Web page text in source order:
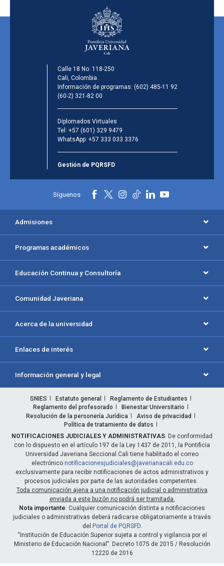
Calle 18 No. 118-250
Cali, Colombia.
Información de programas: (602) 485-11 92
(60-2) 321-82 00
Diplomados Virtuales
Tel: +57 (601) 329 9479
WhatsApp: +57 333 033 3376
Gestión de PQRSFD
Síguenos
Admisiones
Programas académicos
Educación Continua y Consultoría
Comunidad Javeriana
Acerca de la universidad
Enlaces de interés
Información general y legal
SNIES Estatuto general
Reglamento de Estudiantes
Reglamento del profesorado
Bienestar Universitario
Resolución de la personería Jurídica
Aviso de privacidad
Política de tratamiento de datos
NOTIFICACIONES JUDICIALES Y ADMINISTRATIVAS: De conformidad
con lo dispuesto en el artículo 197 de la Ley 1437 de 2011, la Pontificia
Universidad Javeriana Seccional Cali tiene habilitado el correo
electrónico notificacionesjudiciales@javerianacali.edu.co
exclusivamente para recibir notificaciones de actos administrativos y
procesos judiciales por parte de las autoridades competentes.
Toda comunicación ajena a una notificación judicial o administrativa
enviada a este buzón no podrá ser tramitada.
Nota importante: Cualquier comunicación distinta a notificaciones
judiciales o administrativas deberá radicarse obligatoriamente a través
del Portal de PQRSFD.
“Institución de Educación Superior sujeta a control y vigilancia por el
Ministerio de Educación Nacional”. Decreto 1075 de 2015 / Resolución
12220 de 2016